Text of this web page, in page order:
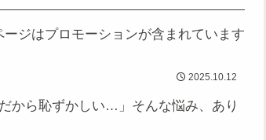
ージはプロモーションが含まれています
2025.10.12
から恥ずかしい…」そんな悩み、あり